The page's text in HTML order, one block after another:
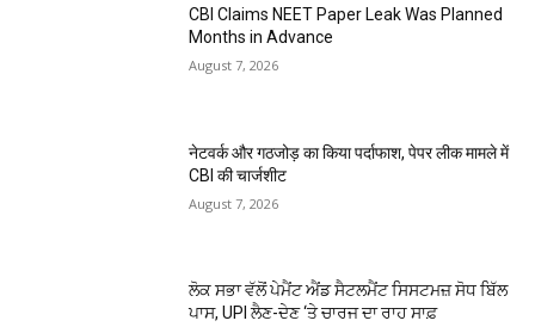
CBI Claims NEET Paper Leak Was Planned
Months in Advance
August 7, 2026
नेटवर्क और गठजोड़ का किया पर्दाफाश, पेपर लीक मामले में
CBI की चार्जशीट
August 7, 2026
ਲੋਕ ਸਭਾ ਵੱਲੋਂ ਪੇਮੈਂਟ ਐਂਡ ਸੈਟਲਮੈਂਟ ਸਿਸਟਮਜ਼ ਸੋਧ ਬਿੱਲ
ਪਾਸ, UPI ਲੈਣ-ਦੇਣ ‘ਤੇ ਚਾਰਜ ਦਾ ਰਾਹ ਸਾਫ਼